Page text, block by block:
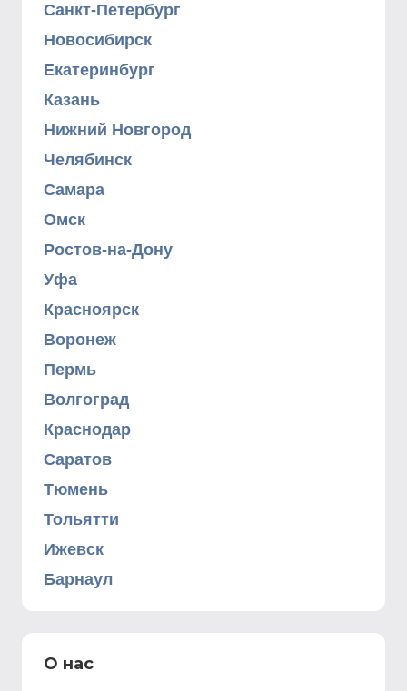
Санкт-Петербург
Новосибирск
Екатеринбург
Казань
Нижний Новгород
Челябинск
Самара
Омск
Ростов-на-Дону
Уфа
Красноярск
Воронеж
Пермь
Волгоград
Краснодар
Саратов
Тюмень
Тольятти
Ижевск
Барнаул
О нас